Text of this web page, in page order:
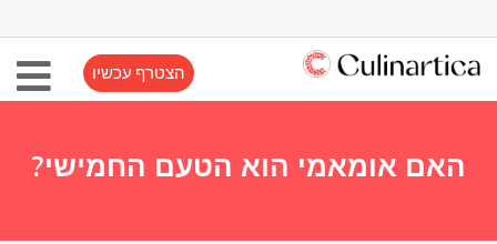
הצטרף עכשיו
האם אומאמי הוא הטעם החמישי?